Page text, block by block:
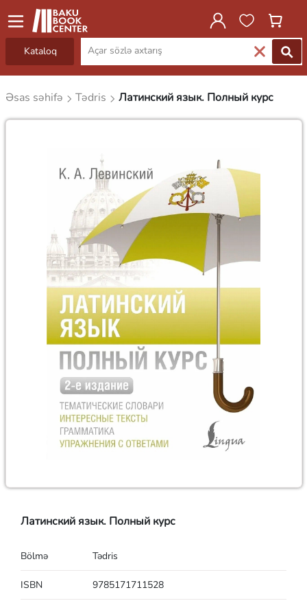
Kataloq
Əsas səhifə Tədris Латинский язык. Полный курс
Латинский язык. Полный курс
Bölmə Tədris
ISBN 9785171711528